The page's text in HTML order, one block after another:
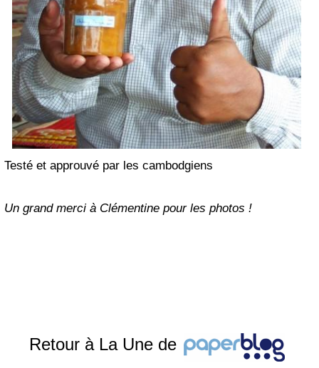
Testé et approuvé par les cambodgiens
Un grand merci à Clémentine pour les photos !
Retour à La Une de